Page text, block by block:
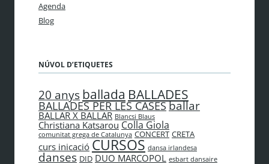
Agenda
Blog
NÚVOL D’ETIQUETES
20 anysballada BALLADES
BALLADES PER LES CASESballar
BALLAR X BALLAR Blancsi Blaus
Christiana Katsarou Colla Giola
comunitat grega de Catalunya CONCERT CRETA
curs inicació CURSOS dansa irlandesa
danses DID DUO MARCOPOL esbart dansaire